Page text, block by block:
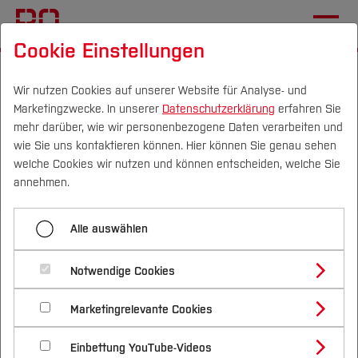
Campus Personen DE|EN Quicklinks
Studium
Studienangebote
Bachelorstudiengänge
Masterstudiengänge
Vor dem Studium
Bewerben & Einschreiben
Bewerbungsportal
Im Studium
Studienbüros und Prüfungen
Nach dem Studium
Forschung & Transfer
Profil
Forschungs- und Transferprofil
Schwerpunkte (FuT)
Beratung & Förderung
Nachhaltigkeit
Nachhaltigkeit studieren
International
Strategische Gleichstellungsarbeit
Gleichstellung allgemein
Menü aufklappen
Gleichstellung allgemein
Gleichstellung an der
Hochschule Bochum –
Unser gesetzlicher Auftrag
und unser Verständnis
Cookie Einstellungen
Wir nutzen Cookies auf unserer Website für Analyse- und
Marketingzwecke. In unserer Datenschutzerklärung erfahren Sie
mehr darüber, wie wir personenbezogene Daten verarbeiten und
wie Sie uns kontaktieren können. Hier können Sie genau sehen
welche Cookies wir nutzen und können entscheiden, welche Sie
annehmen.
Alle auswählen
Notwendige Cookies
Marketingrelevante Cookies
Einbettung YouTube-Videos